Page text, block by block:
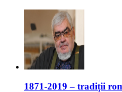
1871-2019 – tradiții